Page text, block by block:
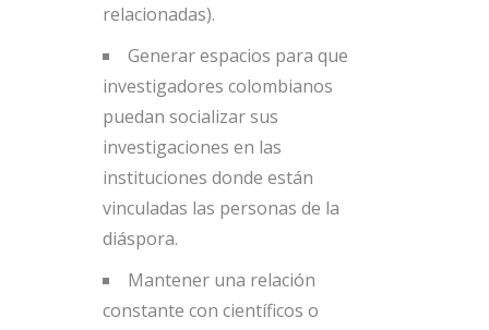
relacionadas).
Generar espacios para que
investigadores colombianos
puedan socializar sus
investigaciones en las
instituciones donde están
vinculadas las personas de la
diáspora.
Mantener una relación
constante con científicos o